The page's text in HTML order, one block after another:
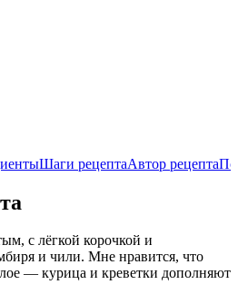
Шаги рецептаАвтор рецепта
с лёгкой корочкой и
и чили. Мне нравится, что
— курица и креветки дополняют